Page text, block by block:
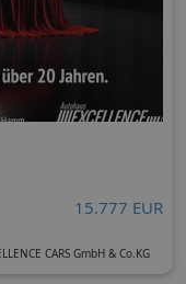
15.777 EUR
CARS GmbH & Co.KG